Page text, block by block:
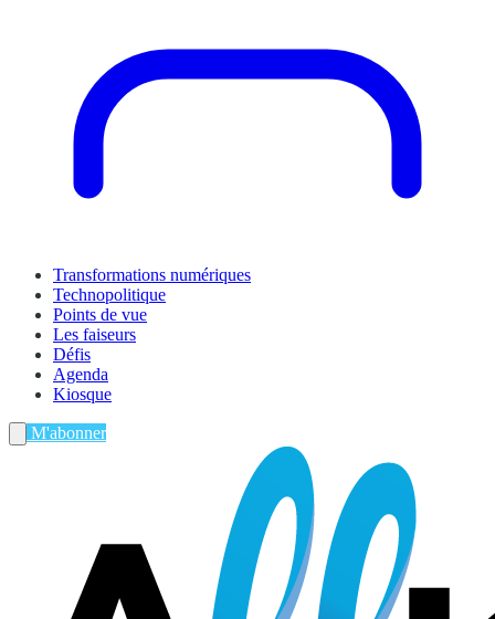
Transformations numériques
Technopolitique
Points de vue
Les faiseurs
Défis
Agenda
Kiosque
M'abonner